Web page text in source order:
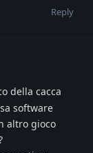
Reply
della cacca
software
altro gioco